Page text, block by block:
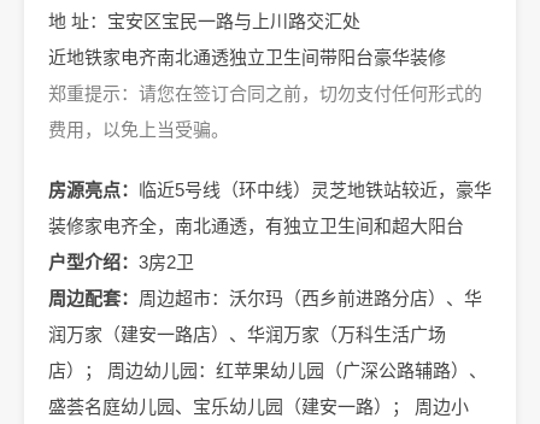
地 址：宝安区宝民一路与上川路交汇处
近地铁家电齐南北通透独立卫生间带阳台豪华装修
郑重提示：请您在签订合同之前，切勿支付任何形式的
费用，以免上当受骗。
房源亮点： 临近5号线（环中线）灵芝地铁站较近，豪华
装修家电齐全，南北通透，有独立卫生间和超大阳台
户型介绍： 3房2卫
周边配套： 周边超市：沃尔玛（西乡前进路分店）、华
润万家（建安一路店）、华润万家（万科生活广场
店）； 周边幼儿园：红苹果幼儿园（广深公路辅路）、
盛荟名庭幼儿园、宝乐幼儿园（建安一路）； 周边小